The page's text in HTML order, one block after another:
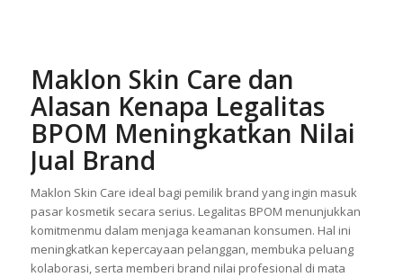
Maklon Skin Care dan
Alasan Kenapa Legalitas
BPOM Meningkatkan Nilai
Jual Brand
Maklon Skin Care ideal bagi pemilik brand yang ingin masuk
pasar kosmetik secara serius. Legalitas BPOM menunjukkan